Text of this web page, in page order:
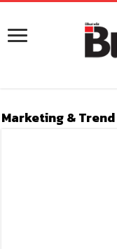
Marketing & Trend